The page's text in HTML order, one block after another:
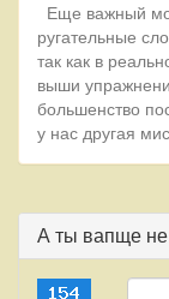
Еще важный
ругательные
так как в
выши
большенство
у нас другая
А ты вапще не